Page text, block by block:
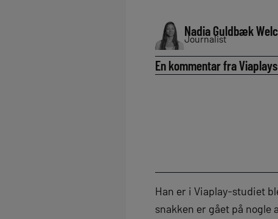
Nadia Guldbæk
Journalist
En kommentar fra
Han er i Viaplay-studiet
snakken er gået på